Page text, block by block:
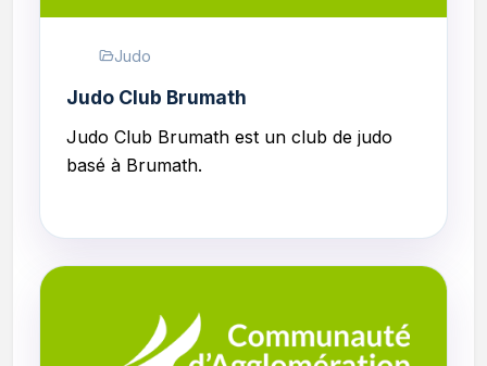
Judo
Judo Club Brumath
Judo Club Brumath est un club de judo
basé à Brumath.